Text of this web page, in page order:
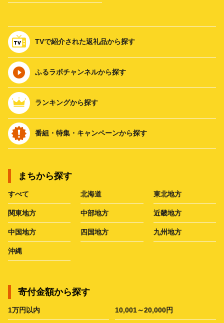
TVで紹介された返礼品から探す
ふるラボチャンネルから探す
ランキングから探す
番組・特集・キャンペーンから探す
まちから探す
すべて 北海道 東北地方
関東地方 中部地方 近畿地方
中国地方 四国地方 九州地方
沖縄
寄付金額から探す
1万円以内 10,001～20,000円